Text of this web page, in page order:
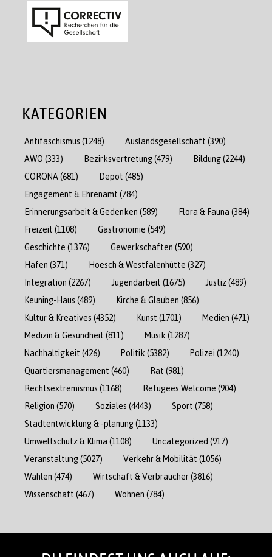
KATEGORIEN
Antifaschismus (1248) Auslandsgesellschaft (390)
AWO (333) Bezirksvertretung(479) Bildung(2244)
CORONA (681) Depot (485)
Engagement & Ehrenamt (784)
Erinnerungsarbeit & Gedenken (589) Flora & Fauna (384)
Freizeit (1108) Gastronomie (549)
Geschichte (1376) Gewerkschaften (590)
Hafen (371) Hoesch & Westfalenhütte (327)
Integration (2267) Jugendarbeit (1675) Justiz(489)
Keuning-Haus (489) Kirche & Glauben (856)
Kultur & Kreatives (4352) Kunst (1701) Medien (471)
Medizin & Gesundheit (811) Musik (1287)
Nachhaltigkeit (426) Politik (5382) Polizei (1240)
Quartiersmanagement (460) Rat (981)
Rechtsextremismus (1168) Refugees Welcome (904)
Religion (570) Soziales (4443) Sport (758)
Stadtentwicklung & -planung(1133)
Umweltschutz & Klima (1108) Uncategorized (917)
Veranstaltung(5027) Verkehr & Mobilität (1056)
Wahlen (474) Wirtschaft & Verbraucher(3816)
Wissenschaft (467) Wohnen (784)